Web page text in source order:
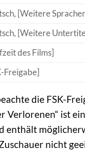
[Weitere
[Weitere
des Films]
Freigabe]
die FSK-
Verlorenen“ ist
enthält
nicht